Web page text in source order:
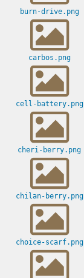
burn-drive.png
carbos.png
cell-battery.png
cheri-berry.png
chilan-berry.png
choice-scarf.png